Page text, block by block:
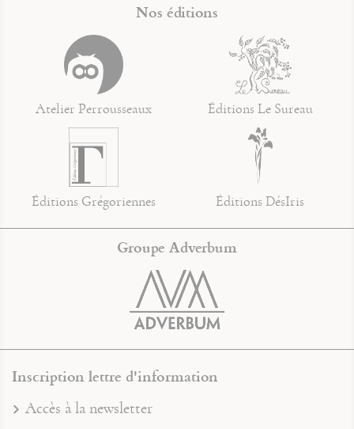
Nos éditions
Atelier Perrousseaux Éditions Le Sureau
Éditions Grégoriennes Éditions DésIris
Groupe Adverbum
Inscription lettre d'information
Accès à la newsletter